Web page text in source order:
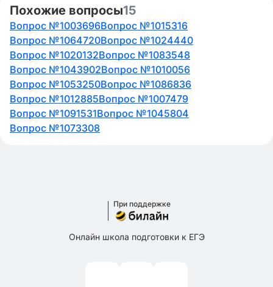
Похожие вопросы15
Вопрос №1003696Вопрос №1015316
Вопрос №1064720Вопрос №1024440
Вопрос №1020132Вопрос №1083548
Вопрос №1043902Вопрос №1010056
Вопрос №1053250Вопрос №1086836
Вопрос №1012885Вопрос №1007479
Вопрос №1091531Вопрос №1045804
Вопрос №1073308
При поддержке
Онлайн школа подготовки к ЕГЭ